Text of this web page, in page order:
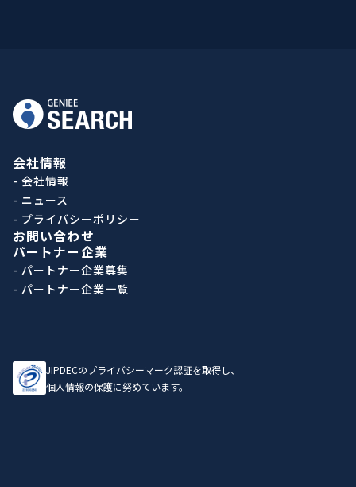
会社情報
- 会社情報
- ニュース
- プライバシーポリシー
お問い合わせ
パートナー企業
- パートナー企業募集
- パートナー企業一覧
JIPDECのプライバシーマーク認証を取得し、
個人情報の保護に努めています。